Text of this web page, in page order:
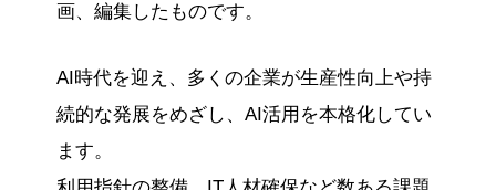
画、編集したものです。
AI時代を迎え、多くの企業が生産性向上や持
続的な発展をめざし、AI活用を本格化してい
ます。